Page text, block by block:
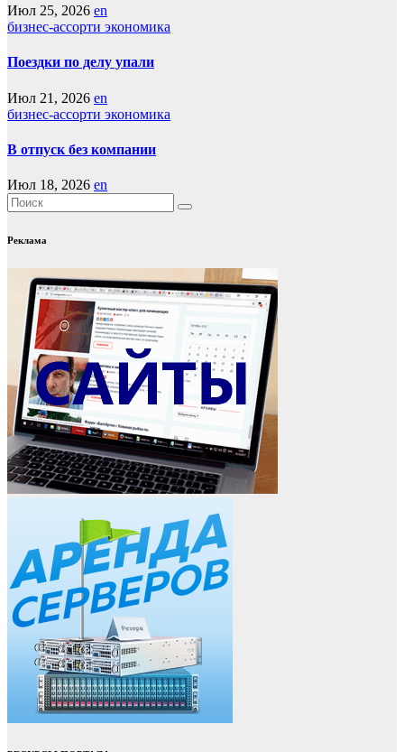
Июл 25, 2026 en
бизнес-ассорти экономика
Поездки по делу упали
Июл 21, 2026 en
бизнес-ассорти экономика
В отпуск без компании
Июл 18, 2026 en
Реклама